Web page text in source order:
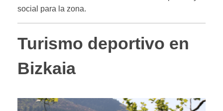
social para la zona.
Turismo deportivo en
Bizkaia